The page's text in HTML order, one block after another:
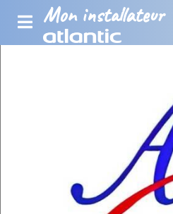
Mon installateur